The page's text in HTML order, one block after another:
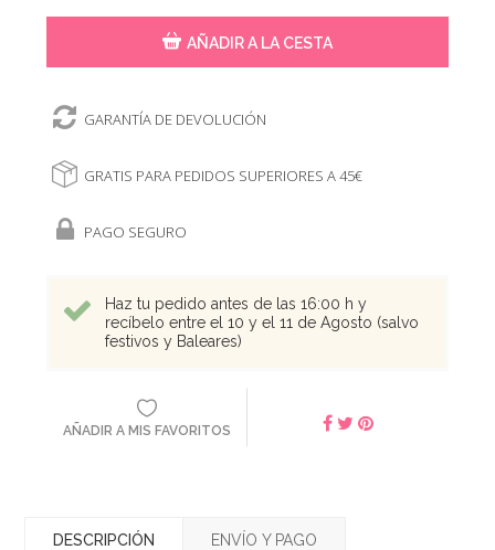
AÑADIR A LA CESTA
GARANTÍA DE DEVOLUCIÓN
GRATIS PARA PEDIDOS SUPERIORES A 45€
PAGO SEGURO
Haz tu pedido antes de las 16:00 h y
recíbelo entre el 10 y el 11 de Agosto (salvo
festivos y Baleares)
AÑADIR A MIS FAVORITOS
DESCRIPCIÓN ENVÍO Y PAGO